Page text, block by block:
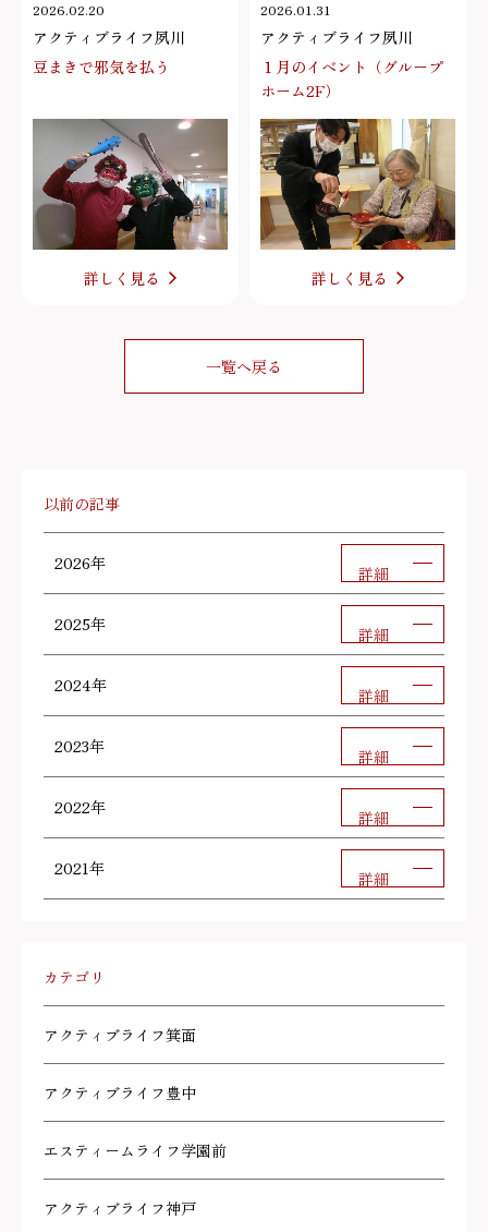
2026.02.20
アクティブライフ夙川
豆まきで邪気を払う
詳しく見る
2026.01.31
アクティブライフ夙川
１月のイベント（グループ
ホーム2F）
詳しく見る
一覧へ戻る
以前の記事
2026年 詳細
2025年 詳細
2024年 詳細
2023年 詳細
2022年 詳細
2021年 詳細
カテゴリ
アクティブライフ箕面
アクティブライフ豊中
エスティームライフ学園前
アクティブライフ神戸